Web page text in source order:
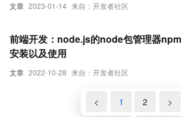
文章 2023-01-14 来自：开发者社区
文章 2022-10-28 来自：开发者社区
前端开发：node.js的node包管理器npm
安装以及使用
< 1 2 >